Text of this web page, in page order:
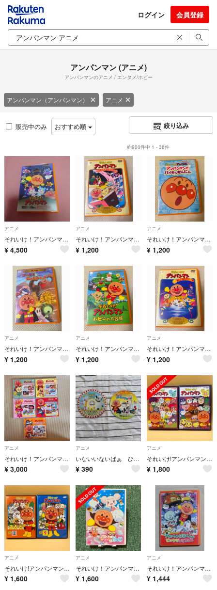
ログイン 会員登録
アンパンマン (アニメ)
アンパンマンのアニメ / エンタメ/ホビー
アンパンマン（アンパンマン） アニメ
販売中のみ おすすめ順 絞り込み
約900件中 1 - 36件
アニメ
それいけ！アンパンマン だだんだんとふたごの星 DVD
¥ 4,500
アニメ
それいけ！アンパンマン 空とぶ絵本とガラスの靴 DVD
¥ 1,200
アニメ
それいけ！アンパンマン ぴかぴかコレクション アンパンマンとバイキンせんにん DVD
¥ 1,200
アニメ
それいけ！アンパンマン ザ・ベスト 砂の魔王と虹のピラミッド DVD
¥ 1,200
アニメ
それいけ！アンパンマン ハピーの大冒険 DVD
¥ 1,200
アニメ
それいけ！アンパンマン てのひらを太陽に DVD
¥ 1,200
アニメ
それいけ！アンパンマン テレビコレクションDVD 5枚セット
¥ 3,000
アニメ
いないいないばぁ ひよこおんど アンパンマン リトミックあそび
¥ 390
アニメ
それいけ!アンパンマン DVD 2本 2018 ⑩・⑪
¥ 1,800
アニメ
それいけ!アンパンマン DVD 2本 2010 ②・⑨
¥ 1,600
アニメ
それいけ！アンパンマン ふわふわフワリーと雲の国 DVD
¥ 1,600
アニメ
それいけ！アンパンマン フランケンロボくんのビックリクリスマス DVD
¥ 1,444